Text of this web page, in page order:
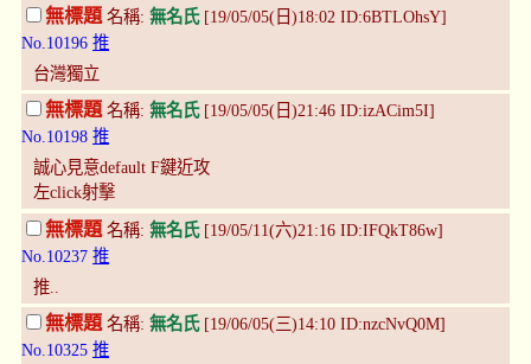
無標題 名稱: 無名氏[19/05/05(日)18:02 ID:6BTLOhsY]
No.10196 推
台灣獨立
無標題名稱: 無名氏[19/05/05(日)21:46 ID:izACim5I]
No.10198 推
誠心見意default F鍵近攻
左click射擊
無標題 名稱: 無名氏[19/05/11(六)21:16 ID:IFQkT86w]
No.10237 推
推..
無標題 名稱: 無名氏[19/06/05(三)14:10 ID:nzcNvQ0M]
No.10325 推